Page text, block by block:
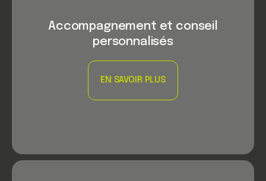
Accompagnement et conseil
personnalisés
EN SAVOIR PLUS